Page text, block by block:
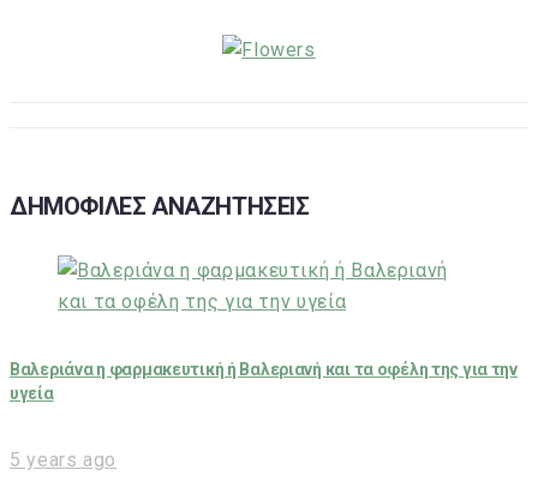
ΔΗΜΟΦΙΛΕΣ ΑΝΑΖΗΤΗΣΕΙΣ
Βαλεριάνα η φαρμακευτική ή Βαλεριανή και τα οφέλη της για την
υγεία
5 years ago